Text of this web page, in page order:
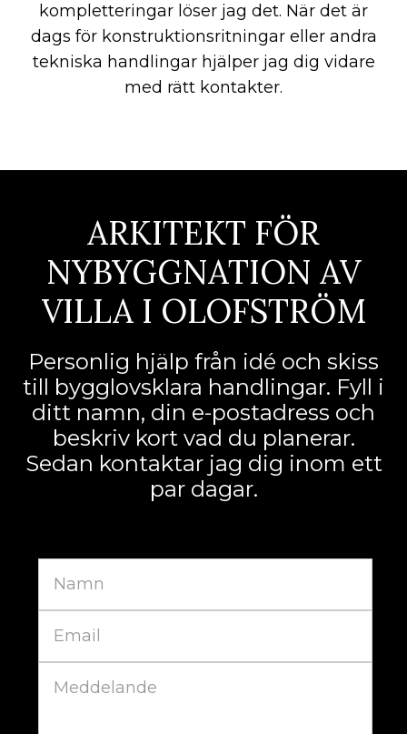
kompletteringar löser jag det. När det är
dags för konstruktionsritningar eller andra
tekniska handlingar hjälper jag dig vidare
med rätt kontakter.
ARKITEKT FÖR
NYBYGGNATION AV
VILLA I OLOFSTRÖM
Personlig hjälp från idé och skiss
till bygglovsklara handlingar. Fyll i
ditt namn, din e-postadress och
beskriv kort vad du planerar.
Sedan kontaktar jag dig inom ett
par dagar.